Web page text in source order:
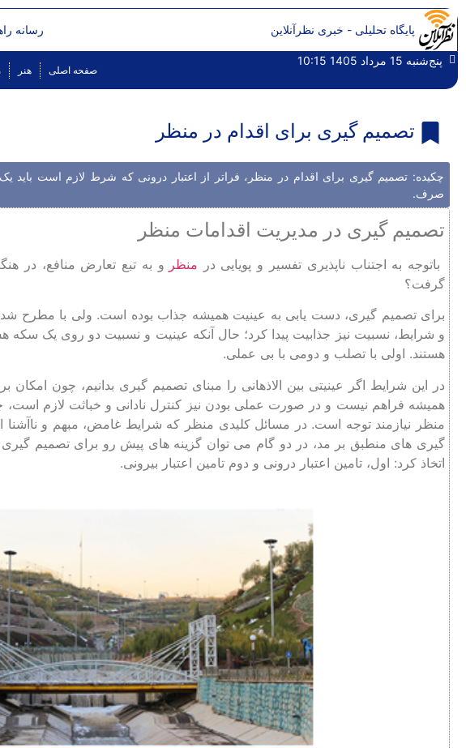
پایگاه تحلیلی - خبری نظرآنلاین رسانه
پنج‌شنبه 15 مرداد 1405 10:15
صفحه اصلی هنر
تصمیم‌ گیری برای اقدام در منظر
چکیده: تصمیم گیری برای اقدام در منظر، فراتر از اعتبار درونی که شرط لازم است باید
صرف.
تصمیم گیری در مدیریت اقدامات منظر
باتوجه به اجتناب ناپذیری تفسیر و پویایی در منظر و به تبع تعارض منافع، در
گرفت؟
برای تصمیم گیری، دست یابی به عینیت همیشه جذاب بوده است. ولی با مطرح
و شرایط، نسبیت نیز جذابیت پیدا کرد؛ حال آنکه عینیت و نسبیت دو روی یک سکه
هستند. اولی با تصلب و دومی با بی عملی.
در این شرایط اگر عینیتی بین الاذهانی را مبنای تصمیم گیری بدانیم، چون
همیشه فراهم نیست و در صورت عملی بودن نیز کنترل نادانی و خباثت لازم است،
منظر نیازمند توجه است. در مسائل کلیدی منظر که شرایط غامض، مبهم و
گیری های منطبق بر مد، در دو گام می توان گزینه های پیش رو برای تصمیم
اتخاذ کرد: اول، تامین اعتبار درونی و دوم تامین اعتبار بیرونی.